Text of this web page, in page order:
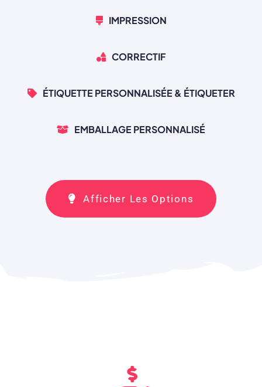
IMPRESSION
CORRECTIF
ÉTIQUETTE PERSONNALISÉE & ÉTIQUETER
EMBALLAGE PERSONNALISÉ
Afficher Les Options